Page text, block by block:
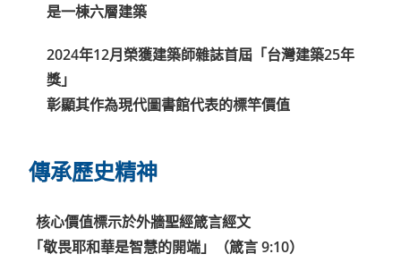
是一棟六層建築
2024年12月榮獲建築師雜誌首屆「台灣建築25年
獎」
彰顯其作為現代圖書館代表的標竿價值
傳承歷史精神
核心價值標示於外牆聖經箴言經文
「敬畏耶和華是智慧的開端」（箴言9:10）